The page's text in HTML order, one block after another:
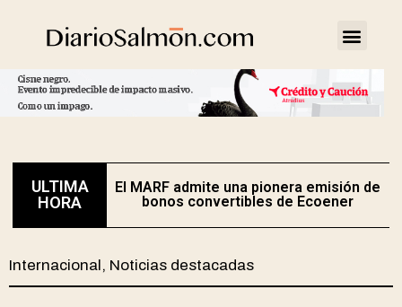
ULTIMA
HORA
El MARF admite una pionera emisión de
bonos convertibles de Ecoener
Internacional , Noticias destacadas